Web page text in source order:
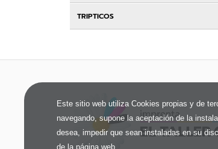
Este sitio web utiliza Cookies propias y de
navegando, supone la aceptación de la
desea, impedir que sean instaladas en su
de la página web.
TRIPTICOS